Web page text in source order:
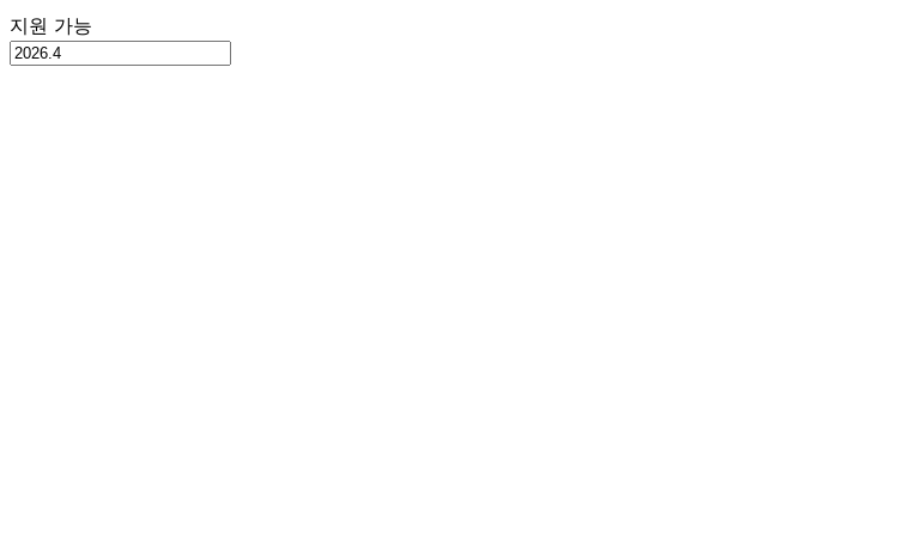
지원 가능